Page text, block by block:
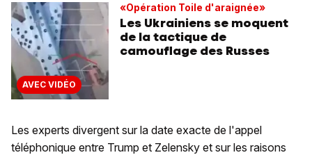
AVEC VIDÉO
«Opération Toile d'araignée»
Les Ukrainiens se moquent
de la tactique de
camouflage des Russes
Les experts divergent sur la date exacte de l'appel
téléphonique entre Trump et Zelensky et sur les raisons